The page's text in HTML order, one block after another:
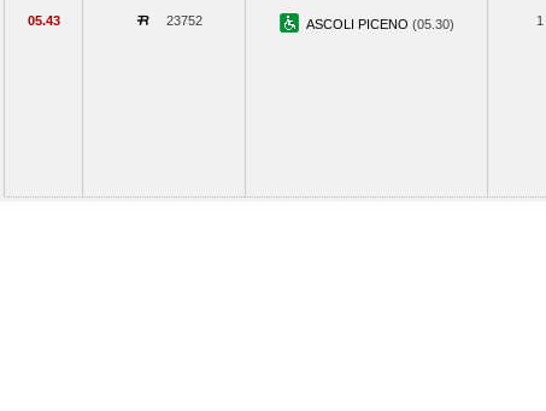
05.43 23752 ASCOLI PICENO (05.30) 1